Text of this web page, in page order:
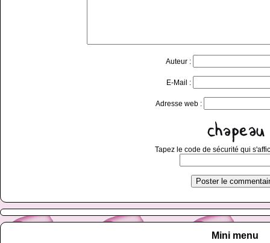
Auteur :
E-Mail :
Adresse web :
Tapez le code de sécurité qui
Mini menu